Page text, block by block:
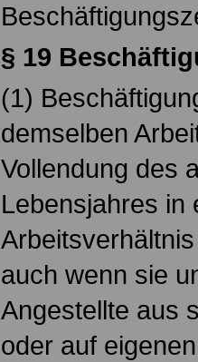
§ 19
(1)
demselben
Vollendung des
Lebensjahres in
auch wenn sie
Angestellte aus
oder auf